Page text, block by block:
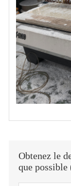
Obtenez le
que possible